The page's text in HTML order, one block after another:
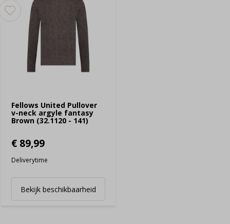
Fellows United Pullover
v-neck argyle fantasy
Brown (32.1120 - 141)
€ 89,99
Deliverytime
Bekijk beschikbaarheid